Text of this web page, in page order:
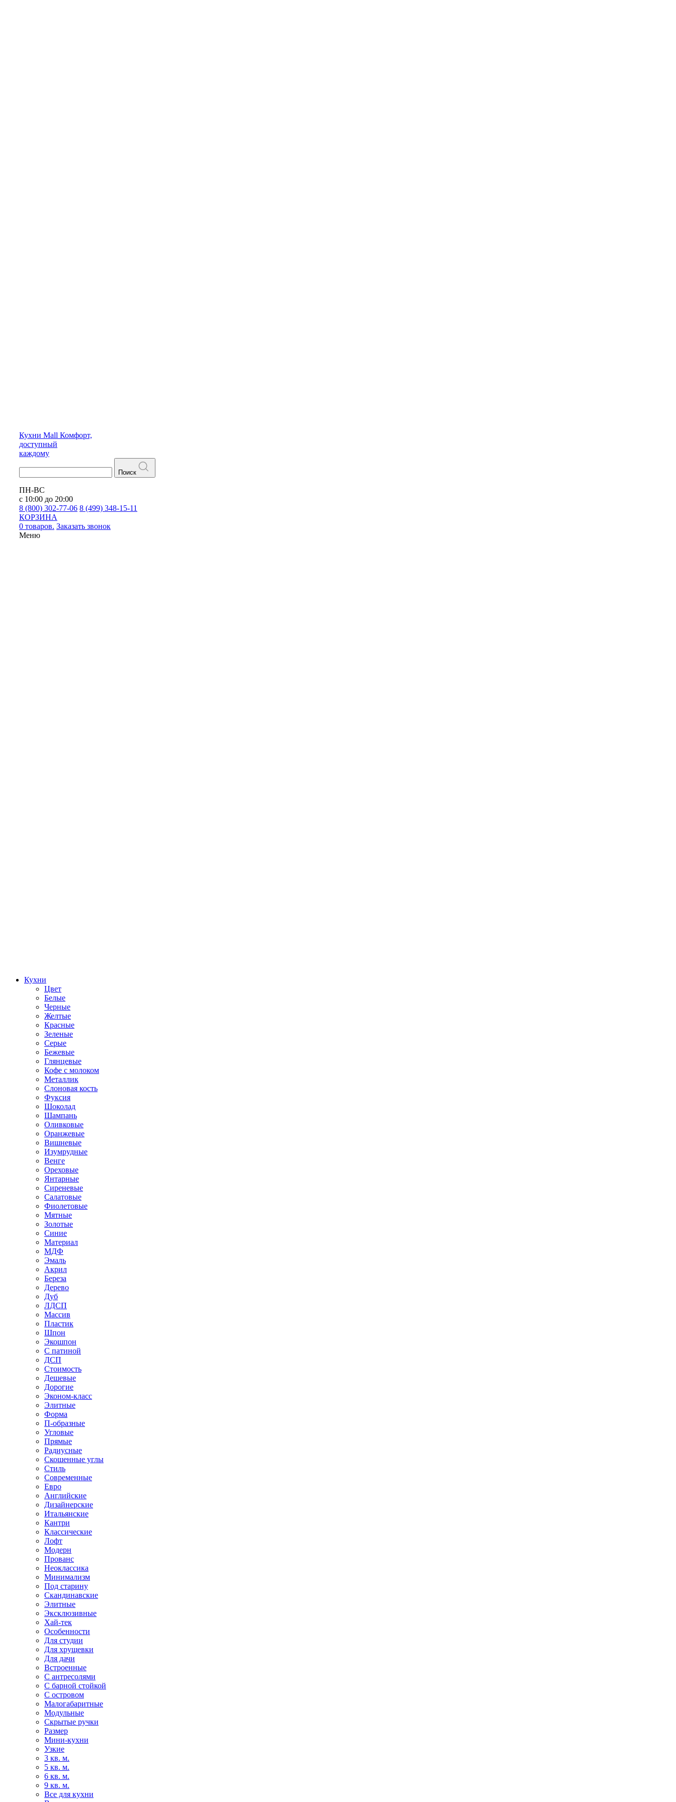
Кухни Mall Комфорт,
доступный
каждому
Поиск
ПН-ВС
с 10:00 до 20:00
8 (800) 302-77-06 8 (499) 348-15-11
КОРЗИНА
0 товаров. Заказать звонок
Меню
Кухни
Цвет
Белые
Черные
Желтые
Красные
Зеленые
Серые
Бежевые
Глянцевые
Кофе с молоком
Металлик
Слоновая кость
Фуксия
Шоколад
Шампань
Оливковые
Оранжевые
Вишневые
Изумрудные
Венге
Ореховые
Янтарные
Сиреневые
Салатовые
Фиолетовые
Мятные
Золотые
Синие
Материал
МДФ
Эмаль
Акрил
Береза
Дерево
Дуб
ЛДСП
Массив
Пластик
Шпон
Экошпон
С патиной
ДСП
Стоимость
Дешевые
Дорогие
Эконом-класс
Элитные
Форма
П-образные
Угловые
Прямые
Радиусные
Скошенные углы
Стиль
Современные
Евро
Английские
Дизайнерские
Итальянские
Кантри
Классические
Лофт
Модерн
Прованс
Неоклассика
Минимализм
Под старину
Скандинавские
Элитные
Эксклюзивные
Хай-тек
Особенности
Для студии
Для хрущевки
Для дачи
Встроенные
С антресолями
С барной стойкой
С островом
Малогабаритные
Модульные
Скрытые ручки
Размер
Мини-кухни
Узкие
3 кв. м.
5 кв. м.
6 кв. м.
9 кв. м.
Все для кухни